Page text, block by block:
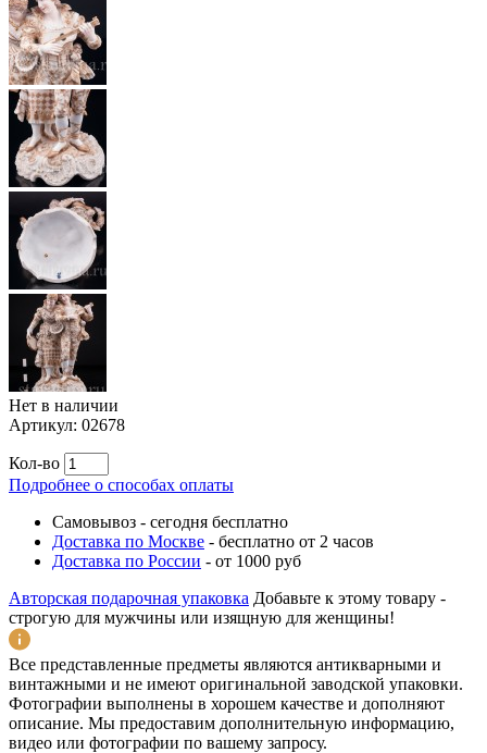
Нет в наличии
Артикул: 02678
Кол-во
Подробнее о способах оплаты
Самовывоз - сегодня бесплатно
Доставка по Москве - бесплатно от 2 часов
Доставка по России - от 1000 руб
Авторская подарочная упаковка Добавьте к этому товару -
строгую для мужчины или изящную для женщины!
Все представленные предметы являются антикварными и
винтажными и не имеют оригинальной заводской упаковки.
Фотографии выполнены в хорошем качестве и дополняют
описание. Мы предоставим дополнительную информацию,
видео или фотографии по вашему запросу.